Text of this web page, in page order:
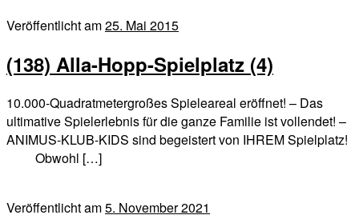
Veröffentlicht am25. Mai 2015
(138) Alla-Hopp-Spielplatz (4)
10.000-Quadratmetergroßes Spieleareal eröffnet! – Das
ultimative Spielerlebnis für die ganze Familie ist vollendet! –
ANIMUS-KLUB-KIDS sind begeistert von IHREM Spielplatz!
Obwohl […]
Veröffentlicht am5. November 2021